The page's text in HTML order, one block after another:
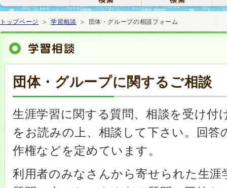
トップページ 学習相談 団体・グループの相談フォーム
団体・グループに関するご相談
生涯学習に関する質問、相談を受け付
をお読みの上、相談して下さい。回答
作権などを定めています。
利用者のみなさんから寄せられた生涯